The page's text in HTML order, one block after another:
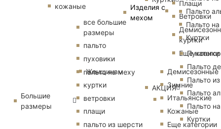
Женщинам
Изделия с
мехом
Плащи
Ветровки
куртки
Еще
Демисезонные
Зимние
Итальянские
Кожаные
Еще категории
кожаные
Большие
размеры
все большие
размеры
пальто
пуховики
пальто на меху
куртки
ветровки
плащи
пальто из шерсти
Пальто
Пальто
Куртки
АКЦИЯ
Пуховики
Пальто
Пальто
Пальто
Пальто
Куртки